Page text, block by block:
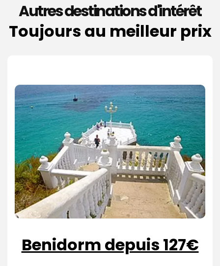
Autres destinations d'intérêt
Toujours au meilleur prix
Benidorm depuis 127€